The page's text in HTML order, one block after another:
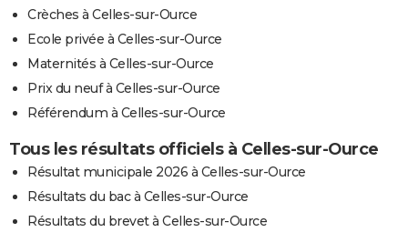
Crèches à Celles-sur-Ource
Ecole privée à Celles-sur-Ource
Maternités à Celles-sur-Ource
Prix du neuf à Celles-sur-Ource
Référendum à Celles-sur-Ource
Tous les résultats officiels à Celles-sur-Ource
Résultat municipale 2026 à Celles-sur-Ource
Résultats du bac à Celles-sur-Ource
Résultats du brevet à Celles-sur-Ource